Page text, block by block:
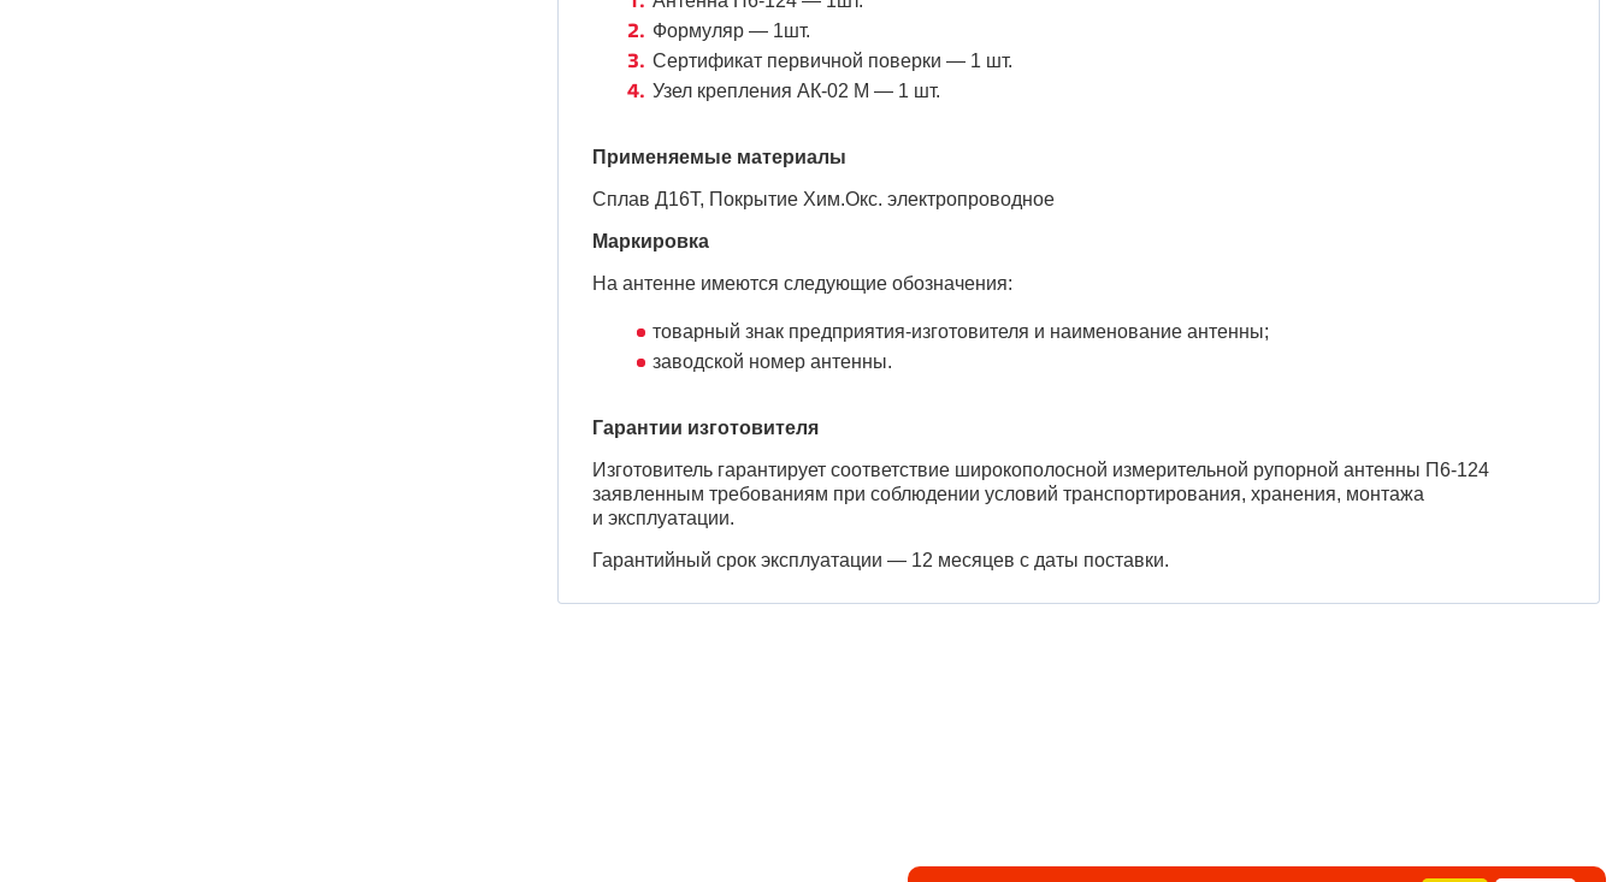
Формуляр — 1шт.
Сертификат первичной поверки — 1 шт.
Узел крепления АК-02 М — 1 шт.
Применяемые материалы
Сплав Д16Т, Покрытие Хим.Окс. электропроводное
Маркировка
На антенне имеются следующие обозначения:
товарный знак предприятия-изготовителя и наименование антенны;
заводской номер антенны.
Гарантии изготовителя
Изготовитель гарантирует соответствие широкополосной измерительной рупорной антенны П6-124
заявленным требованиям при соблюдении условий транспортирования, хранения, монтажа
и эксплуатации.
Гарантийный срок эксплуатации — 12 месяцев с даты поставки.